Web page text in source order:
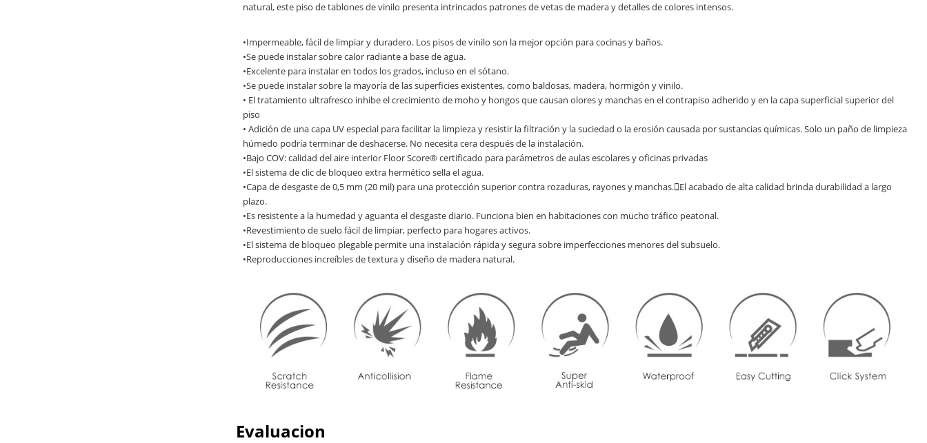
natural, este piso de tablones de vinilo presenta intrincados patrones de vetas de madera y detalles de colores intensos.
•Impermeable, fácil de limpiar y duradero. Los pisos de vinilo son la mejor opción para cocinas y baños.
•Se puede instalar sobre calor radiante a base de agua.
•Excelente para instalar en todos los grados, incluso en el sótano.
•Se puede instalar sobre la mayoría de las superficies existentes, como baldosas, madera, hormigón y vinilo.
• El tratamiento ultrafresco inhibe el crecimiento de moho y hongos que causan olores y manchas en el contrapiso adherido y en la capa superficial superior del
piso
• Adición de una capa UV especial para facilitar la limpieza y resistir la filtración y la suciedad o la erosión causada por sustancias químicas. Solo un paño de limpieza
húmedo podría terminar de deshacerse. No necesita cera después de la instalación.
•Bajo COV: calidad del aire interior Floor Score® certificado para parámetros de aulas escolares y oficinas privadas
•El sistema de clic de bloqueo extra hermético sella el agua.
•Capa de desgaste de 0,5 mm (20 mil) para una protección superior contra rozaduras, rayones y manchas.El acabado de alta calidad brinda durabilidad a largo
plazo.
•Es resistente a la humedad y aguanta el desgaste diario. Funciona bien en habitaciones con mucho tráfico peatonal.
•Revestimiento de suelo fácil de limpiar, perfecto para hogares activos.
•El sistema de bloqueo plegable permite una instalación rápida y segura sobre imperfecciones menores del subsuelo.
•Reproducciones increíbles de textura y diseño de madera natural.
Evaluacion